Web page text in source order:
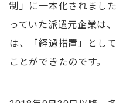
制」に一本化されまし
っていた派遣元企業は
は、「経過措置」とし
ことができたのです。